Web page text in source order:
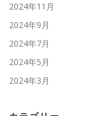
2024年11月
2024年9月
2024年7月
2024年5月
2024年3月